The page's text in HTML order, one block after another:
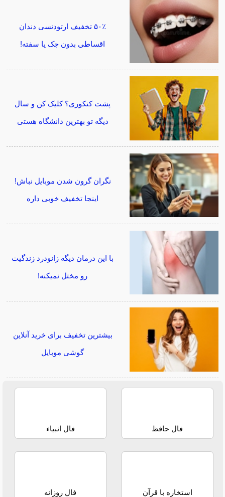
۵۰٪ تخفیف ارتودنسی دندان
اقساطی بدون چک یا سفته!
پشت کنکوری؟ کلیک کن و سال
دیگه تو بهترین دانشگاه هستی
نگران گرون شدن موبایل نباش!
اینجا تخفیف خوبی داره
با این درمان دیگه زانودرد زندگیت
رو مختل نمیکنه!
بیشترین تخفیف برای خرید آنلاین
گوشی موبایل
فال حافظ فال انبیاء
استخاره با قرآن فال روزانه